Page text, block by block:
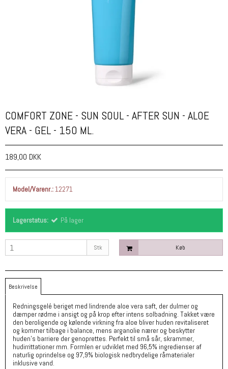
COMFORT ZONE - SUN SOUL - AFTER SUN - ALOE
VERA - GEL - 150 ML.
189,00 DKK
Model/Varenr.:12271
Lagerstatus: På lager
Stk Køb
Beskrivelse
Redningsgelé beriget med lindrende aloe vera saft, der dulmer og
dæmper rødme i ansigt og på krop efter intens solbadning. Takket være
den beroligende og kølende virkning fra aloe bliver huden revitaliseret
og kommer tilbage i balance, mens arganolie nærer og beskytter
huden’s barriere der genoprettes. Perfekt til små sår, skrammer,
hudirrittationer mm. Formlen er udviklet med 96,5% ingredienser af
naturlig oprindelse og 97,9% biologisk nedbrydelige råmaterialer
inklusive vand.